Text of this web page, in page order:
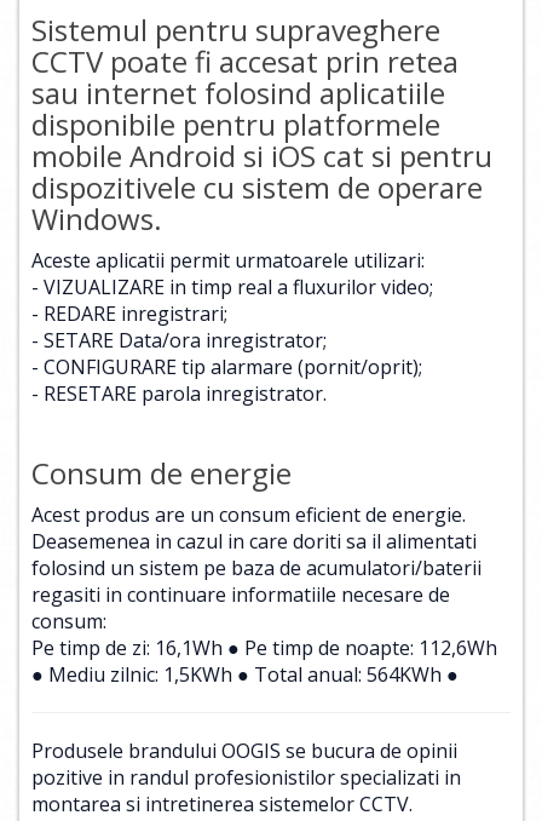
Sistemul pentru supraveghere
CCTV poate fi accesat prin retea
sau internet folosind aplicatiile
disponibile pentru platformele
mobile Android si iOS cat si pentru
dispozitivele cu sistem de operare
Windows.
Aceste aplicatii permit urmatoarele utilizari:
- VIZUALIZARE in timp real a fluxurilor video;
- REDARE inregistrari;
- SETARE Data/ora inregistrator;
- CONFIGURARE tip alarmare (pornit/oprit);
- RESETARE parola inregistrator.
Consum de energie
Acest produs are un consum eficient de energie.
Deasemenea in cazul in care doriti sa il alimentati
folosind un sistem pe baza de acumulatori/baterii
regasiti in continuare informatiile necesare de
consum:
Pe timp de zi: 16,1Wh ● Pe timp de noapte: 112,6Wh
● Mediu zilnic: 1,5KWh ● Total anual: 564KWh ●
Produsele brandului OOGIS se bucura de opinii
pozitive in randul profesionistilor specializati in
montarea si intretinerea sistemelor CCTV.